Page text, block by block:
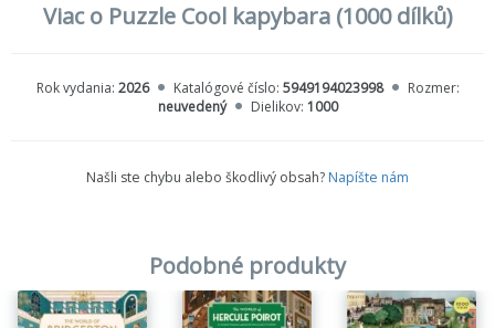
Viac o Puzzle Cool kapybara (1000 dílků)
Rok vydania: 2026 Katalógové číslo: 5949194023998
Rozmer:
neuvedený
Dielikov: 1000
Našli ste chybu alebo škodlivý obsah? Napíšte nám
Podobné produkty